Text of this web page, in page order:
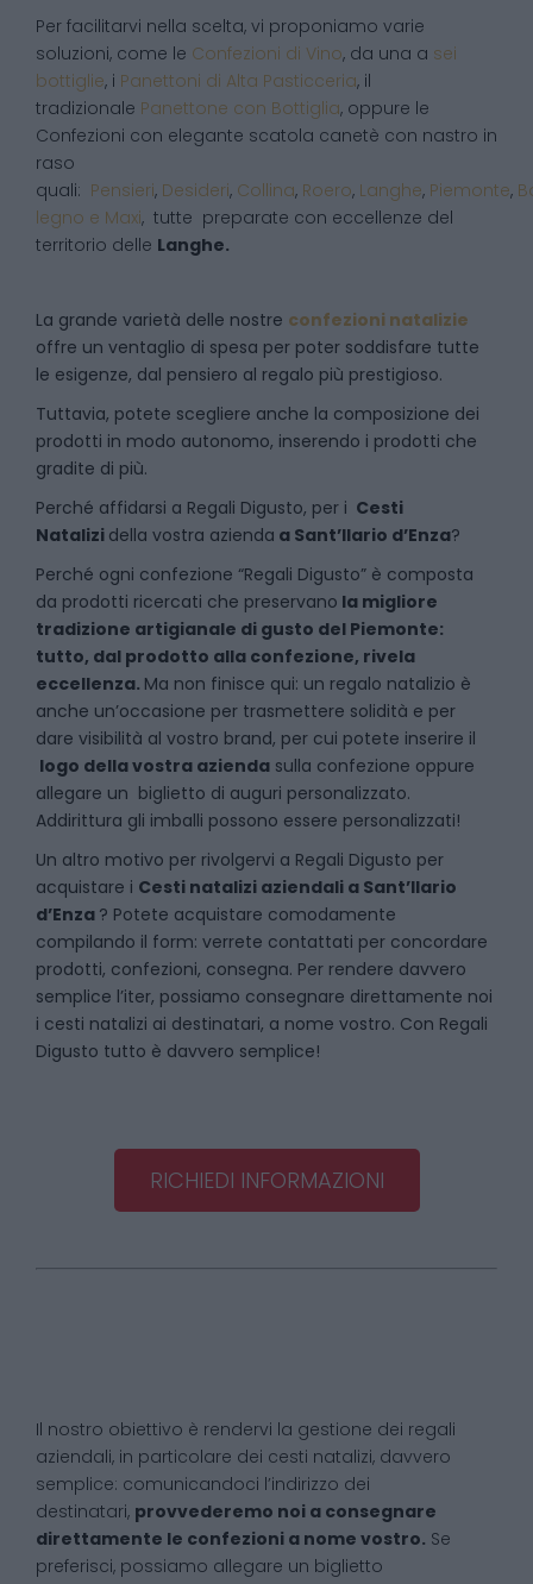
Per facilitarvi nella scelta, vi proponiamo varie
soluzioni, come le Confezioni di Vino, da una a sei
bottiglie, i Panettoni di Alta Pasticceria, il
tradizionale Panettone con Bottiglia, oppure le
Confezioni con elegante scatola canetè con nastro in
raso
quali: Pensieri, Desideri, Collina, Roero, Langhe, Piemonte,
legno e Maxi, tutte preparate con eccellenze del
territorio delle Langhe.
La grande varietà delle nostre confezioni natalizie
offre un ventaglio di spesa per poter soddisfare tutte
le esigenze, dal pensiero al regalo più prestigioso.
Tuttavia, potete scegliere anche la composizione dei
prodotti in modo autonomo, inserendo i prodotti che
gradite di più.
Perché affidarsi a Regali Digusto, per i Cesti
Natalizi della vostra azienda a Sant’Ilario d’Enza?
Perché ogni confezione “Regali Digusto” è composta
da prodotti ricercati che preservano la migliore
tradizione artigianale di gusto del Piemonte:
tutto, dal prodotto alla confezione, rivela
eccellenza. Ma non finisce qui: un regalo natalizio è
anche un’occasione per trasmettere solidità e per
dare visibilità al vostro brand, per cui potete inserire il
logo della vostra azienda sulla confezione oppure
allegare un biglietto di auguri personalizzato.
Addirittura gli imballi possono essere personalizzati!
Un altro motivo per rivolgervi a Regali Digusto per
acquistare i Cesti natalizi aziendali a Sant’Ilario
d’Enza ? Potete acquistare comodamente
compilando il form: verrete contattati per concordare
prodotti, confezioni, consegna. Per rendere davvero
semplice l’iter, possiamo consegnare direttamente noi
i cesti natalizi ai destinatari, a nome vostro. Con Regali
Digusto tutto è davvero semplice!
RICHIEDI INFORMAZIONI
Il nostro obiettivo è rendervi la gestione dei regali
aziendali, in particolare dei cesti natalizi, davvero
semplice: comunicandoci l’indirizzo dei
destinatari, provvederemo noi a consegnare
direttamente le confezioni a nome vostro. Se
preferisci, possiamo allegare un biglietto